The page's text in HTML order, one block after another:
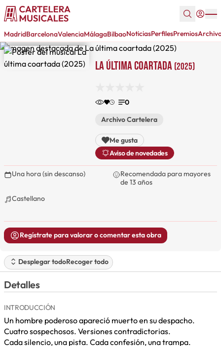
MadridBarcelonaValenciaMálagaBilbaoNoticiasPerfilesPremios
La última coartada (2025)
0
Archivo Cartelera
Me gusta
Aviso de novedades
Una hora (sin descanso)
Recomendada para mayores
de 13 años
Castellano
Regístrate para valorar o comentar esta obra
Desplegar todoRecoger todo
Detalles
INTRODUCCIÓN
Un hombre poderoso apareció muerto en su despacho.
Cuatro sospechosos. Versiones contradictorias.
Cada silencio, una pista. Cada confesión, una trampa.